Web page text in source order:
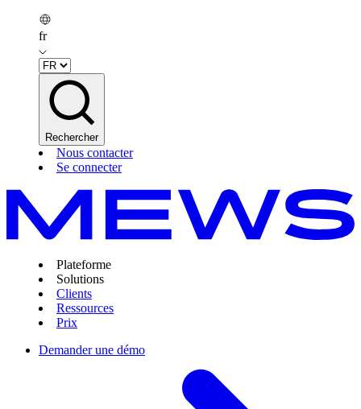
fr
Rechercher
Nous contacter
Se connecter
Plateforme
Solutions
Clients
Ressources
Prix
Demander une démo